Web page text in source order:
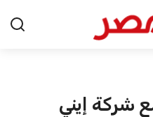
شركة إيني